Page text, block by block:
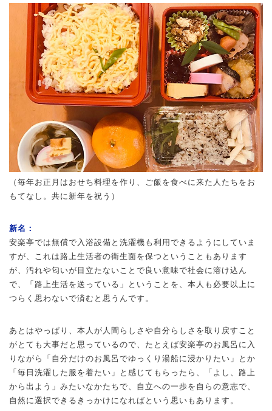
（毎年お正月はおせち料理を作り、ご飯を食べに来た人たちをお
もてなし。共に新年を祝う）
新名：
安楽亭では無償で入浴設備と洗濯機も利用できるようにしていま
すが、これは路上生活者の衛生面を保つということもあります
が、汚れや匂いが目立たないことで良い意味で社会に溶け込ん
で、「路上生活を送っている」ということを、本人も必要以上に
つらく思わないで済むと思うんです。
あとはやっぱり、本人が人間らしさや自分らしさを取り戻すこと
がとても大事だと思っているので、たとえば安楽亭のお風呂に入
りながら「自分だけのお風呂でゆっくり湯船に浸かりたい」とか
「毎日洗濯した服を着たい」と感じてもらったら、「よし、路上
から出よう」みたいなかたちで、自立への一歩を自らの意志で、
自然に選択できるきっかけになればという思いもあります。